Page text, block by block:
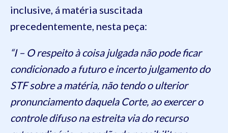
inclusive, á matéria suscitada
precedentemente, nesta peça:
“I – O respeito à coisa julgada não pode ficar
condicionado a futuro e incerto julgamento do
STF sobre a matéria, não tendo o ulterior
pronunciamento daquela Corte, ao exercer o
controle difuso na estreita via do recurso